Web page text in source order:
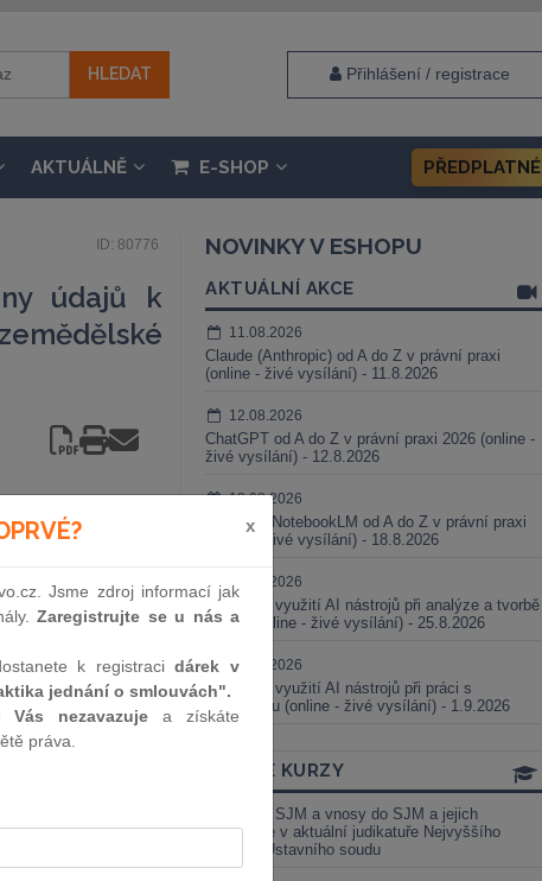
Přihlášení / registrace
AKTUÁLNĚ E-SHOP PŘEDPLATNÉ
ID: 80776
údajů k
se společné
NOVINKY V ESHOPU
AKTUÁLNÍ AKCE
11.08.2026
Claude (Anthropic) od A do Z v právní praxi
(online - živé vysílání) - 11.8.2026
12.08.2026
ChatGPT od A do Z v právní praxi 2026 (online -
živé vysílání) - 12.8.2026
18.08.2026
Gemini a NotebookLM od A do Z v právní praxi
(online - živé vysílání) - 18.8.2026
25.08.2026
Praktické využití AI nástrojů při analýze a tvorbě
smluv (online - živé vysílání) - 25.8.2026
01.09.2026
Praktické využití AI nástrojů při práci s
judikaturou (online - živé vysílání) - 1.9.2026
ONLINE KURZY
Vnosy ze SJM a vnosy do SJM a jejich
valorizace v aktuální judikatuře Nejvyššího
soudu a Ústavního soudu
x
Jsme zdroj informací jak
Zaregistrujte se u nás a
k registracidárek v
jednání o smlouvách".
nezavazuje a získáte
práva.